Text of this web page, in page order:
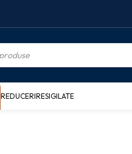
REDUCERIRESIGILATE